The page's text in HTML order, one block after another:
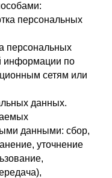
персональных
персональных
информации по
сетям или
данных.
данными: сбор,
уточнение